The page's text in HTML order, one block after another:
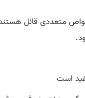
متعددی قائل
است